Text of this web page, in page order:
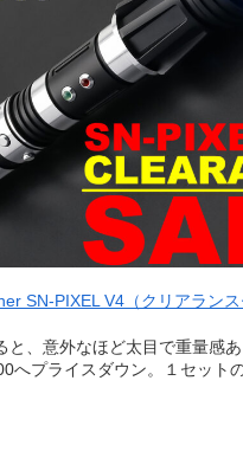
SN-PIXEL V4（クリアランス
と、意外なほど太目で重量感あ
へプライスダウン。１セットの